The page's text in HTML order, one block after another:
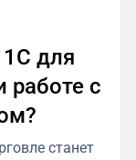
для
работе с
станет